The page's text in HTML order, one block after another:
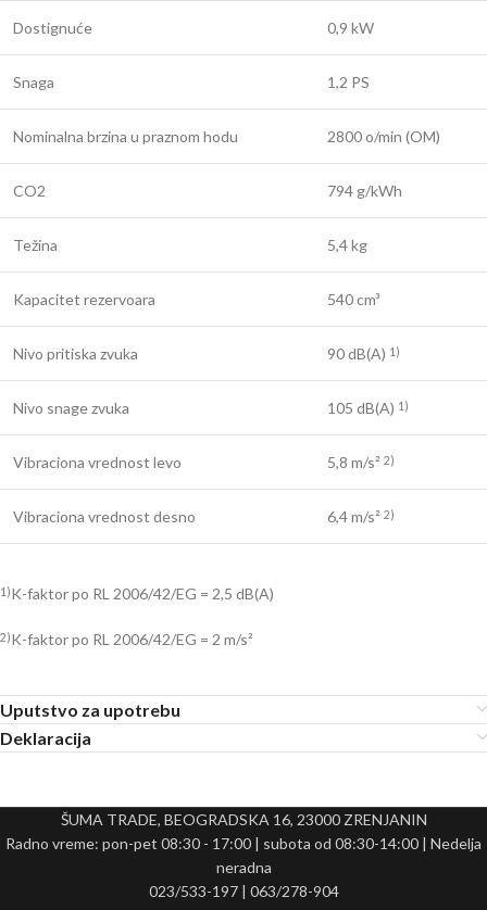
Dostignuće 0,9 kW
Snaga 1,2 PS
Nominalna brzina u praznom hodu 2800 o/min (OM)
CO2 794 g/kWh
Težina 5,4 kg
Kapacitet rezervoara 540 cm³
Nivo pritiska zvuka 90 dB(A) 1)
Nivo snage zvuka 105 dB(A) 1)
Vibraciona vrednost levo 5,8 m/s² 2)
Vibraciona vrednost desno 6,4 m/s² 2)
1)K-faktor po RL 2006/42/EG = 2,5 dB(A)
2)K-faktor po RL 2006/42/EG = 2 m/s²
Uputstvo za upotrebu
Deklaracija
ŠUMA TRADE, BEOGRADSKA 16, 23000 ZRENJANIN
Radno vreme: pon-pet 08:30 - 17:00 | subota od 08:30-14:00 | Nedelja
neradna
023/533-197 | 063/278-904